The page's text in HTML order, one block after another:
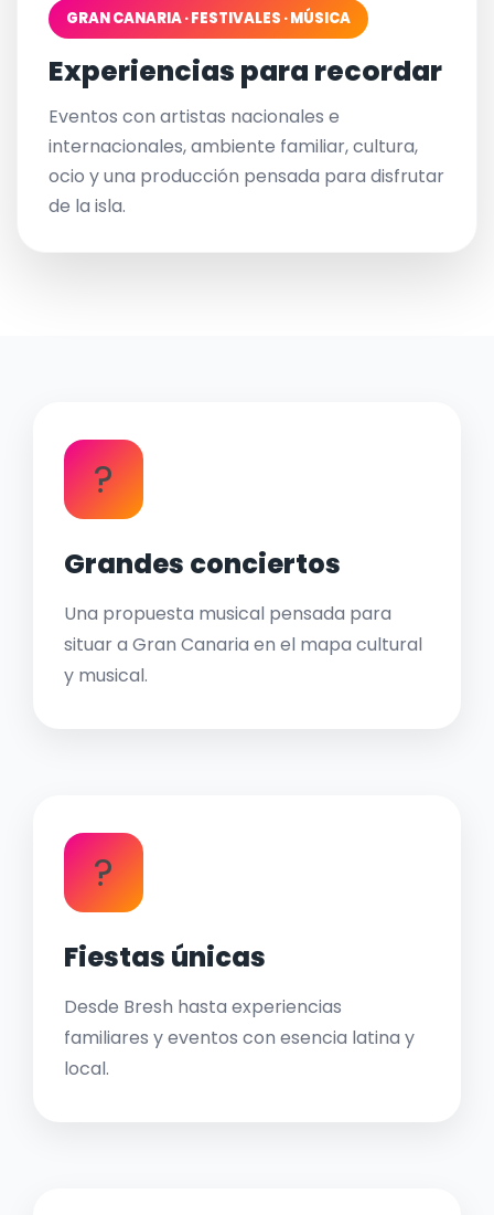
GRAN CANARIA · FESTIVALES · MÚSICA
Experiencias para recordar
Eventos con artistas nacionales e
internacionales, ambiente familiar, cultura,
ocio y una producción pensada para disfrutar
de la isla.
?
Grandes conciertos
Una propuesta musical pensada para
situar a Gran Canaria en el mapa cultural
y musical.
?
Fiestas únicas
Desde Bresh hasta experiencias
familiares y eventos con esencia latina y
local.